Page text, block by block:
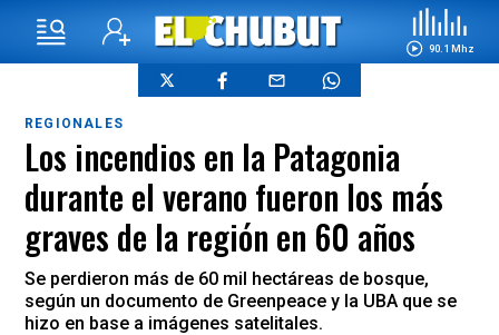
90.1 Mhz
REGIONALES
Los incendios en la Patagonia
durante el verano fueron los más
graves de la región en 60 años
Se perdieron más de 60 mil hectáreas de bosque,
según un documento de Greenpeace y la UBA que se
hizo en base a imágenes satelitales.